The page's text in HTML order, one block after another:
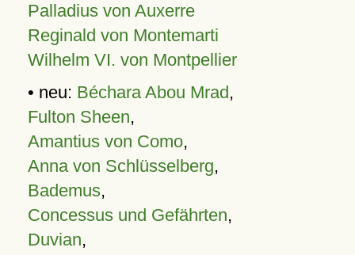
Palladius von Auxerre
Reginald von Montemarti
Wilhelm VI. von Montpellier
• neu: Béchara Abou Mrad,
Fulton Sheen,
Amantius von Como,
Anna von Schlüsselberg,
Bademus,
Concessus und Gefährten,
Duvian,